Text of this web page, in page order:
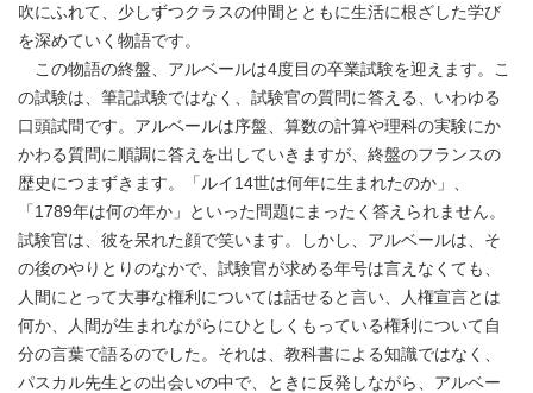
吹にふれて、少しずつクラスの仲間とともに生活に根ざした学び
を深めていく物語です。
この物語の終盤、アルベールは4度目の卒業試験を迎えます。こ
の試験は、筆記試験ではなく、試験官の質問に答える、いわゆる
口頭試問です。アルベールは序盤、算数の計算や理科の実験にか
かわる質問に順調に答えを出していきますが、終盤のフランスの
歴史につまずきます。「ルイ14世は何年に生まれたのか」、
「1789年は何の年か」といった問題にまったく答えられません。
試験官は、彼を呆れた顔で笑います。しかし、アルベールは、そ
の後のやりとりのなかで、試験官が求める年号は言えなくても、
人間にとって大事な権利については話せると言い、人権宣言とは
何か、人間が生まれながらにひとしくもっている権利について自
分の言葉で語るのでした。それは、教科書による知識ではなく、
パスカル先生との出会いの中で、ときに反発しながら、アルベー